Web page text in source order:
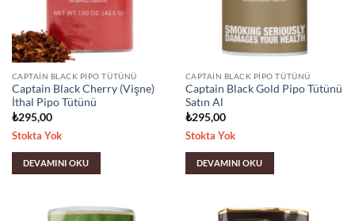
CAPTAIN BLACK PIPO TÜTÜNÜ
Captain Black Cherry (Vişne)
İthal Pipo Tütünü
₺295,00
Stokta Yok
DEVAMINI OKU
CAPTAIN BLACK PIPO TÜTÜNÜ
Captain Black Gold Pipo Tütünü
Satın Al
₺295,00
Stokta Yok
DEVAMINI OKU